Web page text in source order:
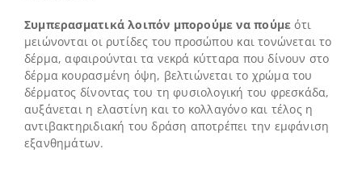
Συμπερασματικά λοιπόν μπορούμε να πούμε ότι
μειώνονται οι ρυτίδες του προσώπου και τονώνεται το
δέρμα, αφαιρούνται τα νεκρά κύτταρα που δίνουν στο
δέρμα κουρασμένη όψη, βελτιώνεται το χρώμα του
δέρματος δίνοντας του τη φυσιολογική του φρεσκάδα,
αυξάνεται η ελαστίνη και το κολλαγόνο και τέλος η
αντιβακτηριδιακή του δράση αποτρέπει την εμφάνιση
εξανθημάτων.